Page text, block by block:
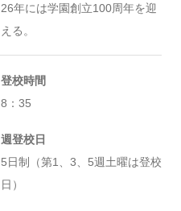
26年には学園創立100周年を迎
える。
登校時間
8：35
週登校日
5日制（第1、3、5週土曜は登校
日）